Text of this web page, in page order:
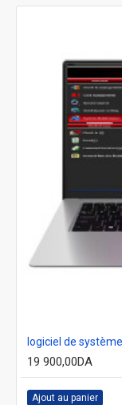
19 900,00DA
Ajout au panier